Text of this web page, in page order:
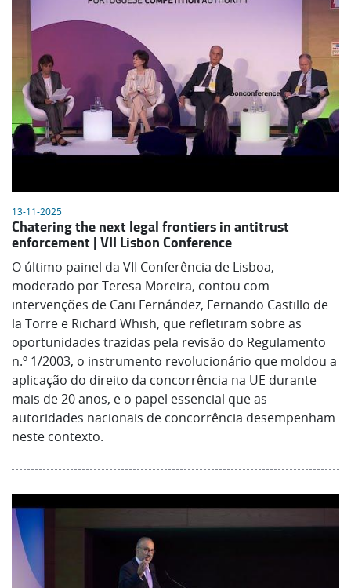
13-11-2025
Chatering the next legal frontiers in antitrust
enforcement | VII Lisbon Conference
O último painel da VII Conferência de Lisboa,
moderado por Teresa Moreira, contou com
intervenções de Cani Fernández, Fernando Castillo de
la Torre e Richard Whish, que refletiram sobre as
oportunidades trazidas pela revisão do Regulamento
n.º 1/2003, o instrumento revolucionário que moldou a
aplicação do direito da concorrência na UE durante
mais de 20 anos, e o papel essencial que as
autoridades nacionais de concorrência desempenham
neste contexto.